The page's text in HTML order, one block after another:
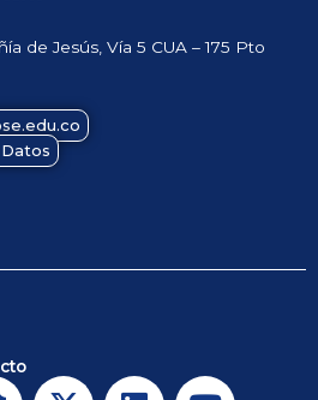
de Jesús, Vía 5 CUA – 175 Pto
X
L
Y